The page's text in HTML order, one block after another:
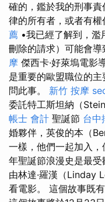
確的，鑑於我的刑事
律的所有者，或者有權
薦 •我已經了解到，
刪除的請求）可能會導
摩 傑西卡·好萊塢電影
是重要的歐盟職位的
問此事。 新竹 按摩
委託特工斯坦納（
帳士 會計 聖誕節 台中
婚夥伴，英俊的本（
一樣，他們一起加入
年聖誕節浪漫史是最
由林達·羅漢（Linday
看電影。 這個故事既